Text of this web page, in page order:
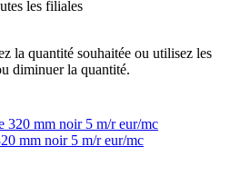
les filiales
la quantité souhaitée ou utilisez les
diminuer la quantité.
mm noir 5 m/r eur/mc